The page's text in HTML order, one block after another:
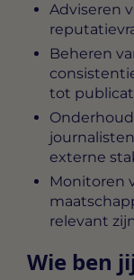
Adviseren
Beheren
tot
externe
Monitoren
relevant
Wie ben